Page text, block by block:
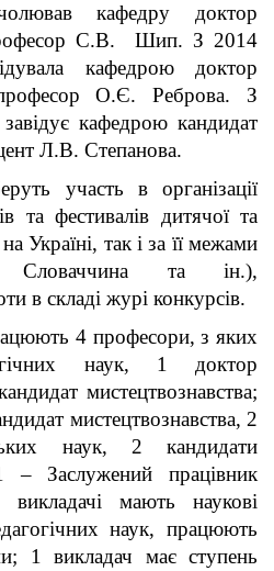
кафедру доктор
С.В. Шип. З 2014
кафедрою доктор
О.Є. Реброва. З
кафедрою кандидат
Л.В. Степанова.
участь в організації
та фестивалів дитячої та
Україні, так і за її межами
Словаччина та ін.),
в складі журі конкурсів.
4 професори, з яких
наук, 1 доктор
мистецтвознавства;
мистецтвознавства, 2
наук, 2 кандидати
– Заслужений працівник
мають наукові
наук, працюють
1 викладач має ступень